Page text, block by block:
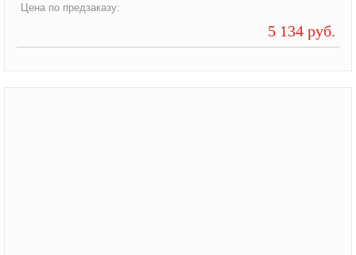
Цена по предзаказу:
5 134 руб.